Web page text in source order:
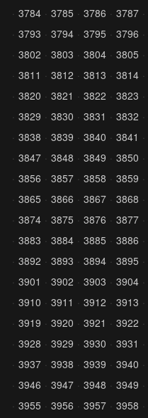
3784
3785 3786 3787
3793
3794 3795 3796
3802
3803 3804 3805
3811
3812 3813 3814
3820
3821 3822 3823
3829
3830 3831 3832
3838
3839 3840 3841
3847
3848 3849 3850
3856
3857 3858 3859
3865
3866 3867 3868
3874
3875 3876 3877
3883
3884 3885 3886
3892
3893 3894 3895
3901
3902 3903 3904
3910
3911 3912 3913
3919
3920 3921 3922
3928
3929 3930 3931
3937
3938 3939 3940
3946
3947 3948 3949
3955
3956 3957 3958